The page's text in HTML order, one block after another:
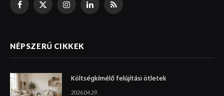
Facebook
X
InstagramLinkedInRSS
NÉPSZERŰ CIKKEK
Költségkímélő felújítási ötletek
2026.04.29.